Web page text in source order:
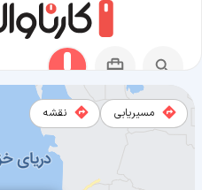
مسیریابی نقشه
مسیر بردسیر به ارومیه